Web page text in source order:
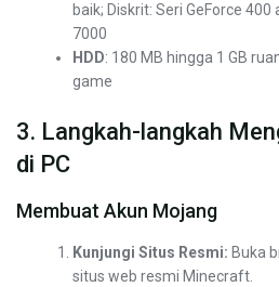
baik; Diskrit: Seri GeForce
7000
HDD: 180 MB hingga 1 GB
game
3. Langkah-langkah
di PC
Membuat Akun Mojang
Kunjungi Situs Resmi: Buka
situs web resmi Minecraft.